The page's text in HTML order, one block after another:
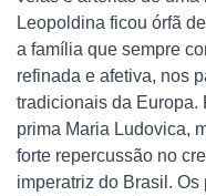
Leopoldina ficou órfã
a família que sempre
refinada e afetiva, nos
tradicionais da Europa.
prima Maria Ludovica,
forte repercussão no
imperatriz do Brasil.